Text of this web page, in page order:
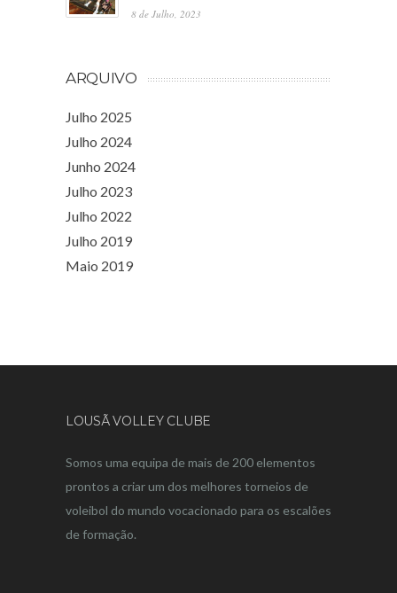
8 de Julho, 2023
ARQUIVO
Julho 2025
Julho 2024
Junho 2024
Julho 2023
Julho 2022
Julho 2019
Maio 2019
LOUSÃ VOLLEY CLUBE
Somos uma equipa de mais de 200 elementos
prontos a criar um dos melhores torneios de
voleibol do mundo vocacionado para os escalões
de formação.